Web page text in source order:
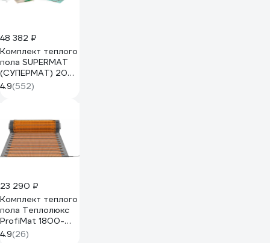
48 382 ₽
Комплект теплого
пола SUPERMAT
(СУПЕРМАТ) 200-
0,5-10 Caleo
КА000001723
4.9(552)
23 290 ₽
Комплект теплого
пола Теплолюкс
ProfiMat 1800-
10,0
4.9(26)